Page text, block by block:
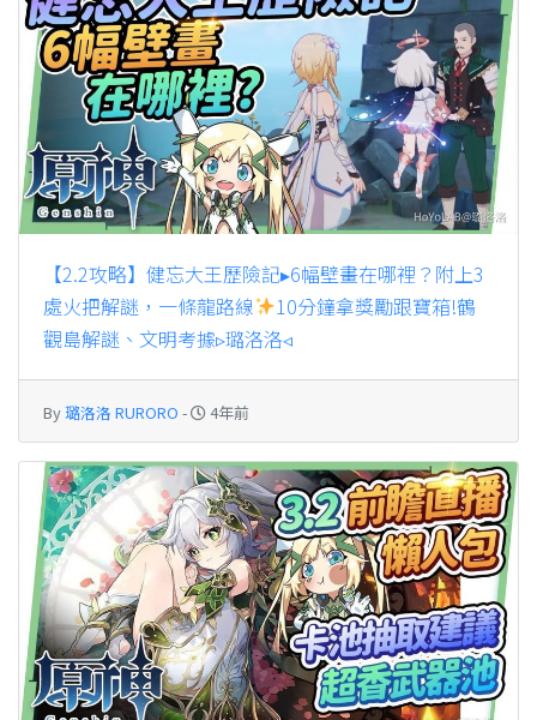
【2.2攻略】健忘大王歷險記▸6幅壁畫在哪裡？附上3
處火把解謎，一條龍路線
10分鐘拿獎勵跟寶箱!鶴
觀島解謎、文明考據▹璐洛洛◃
By璐洛洛 RURORO - 4年前